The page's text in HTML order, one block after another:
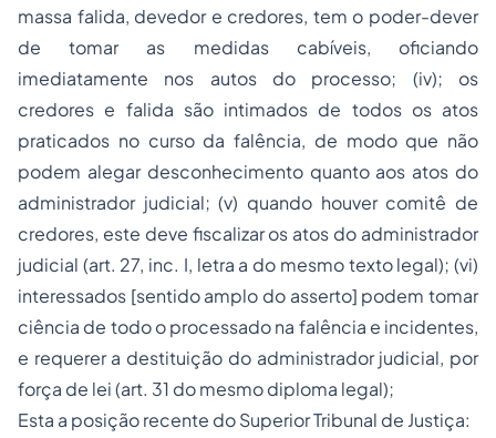
massa falida, devedor e credores, tem o poder-dever
de tomar as medidas cabíveis, oficiando
imediatamente nos autos do processo; (iv); os
credores e falida são intimados de todos os atos
praticados no curso da falência, de modo que não
podem alegar desconhecimento quanto aos atos do
administrador judicial; (v) quando houver comitê de
credores, este deve fiscalizar os atos do administrador
judicial (art. 27, inc. I, letra a do mesmo texto legal); (vi)
interessados [sentido amplo do asserto] podem tomar
ciência de todo o processado na falência e incidentes,
e requerer a destituição do administrador judicial, por
força de lei (art. 31 do mesmo diploma legal);
Esta a posição recente do Superior Tribunal de Justiça: